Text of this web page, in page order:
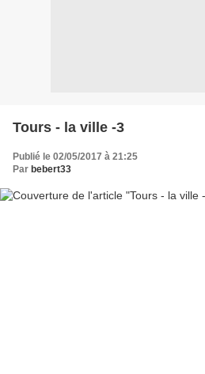
Tours - la ville -3
Publié le 02/05/2017 à 21:25
Par bebert33